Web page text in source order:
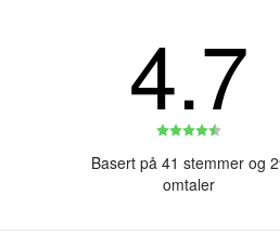
5 av 5 mulige
4 av 5 mulige
3 av 5 mulige
2 av 5 mulige
1 av 5 mulige
4.7
4.7
mulige
Basert på 41 stemmer og
omtaler